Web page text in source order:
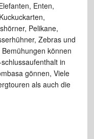
Enten,
Pelikane,
Zebras und
können
in
gönnen, Viele
als auch die